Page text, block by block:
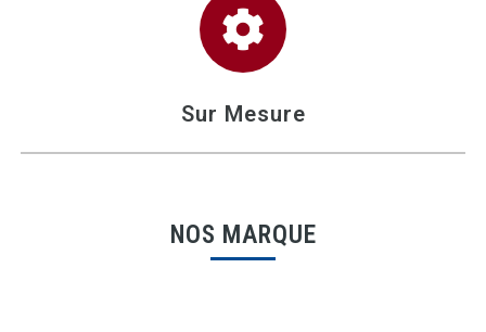
Sur Mesure
NOS MARQUE